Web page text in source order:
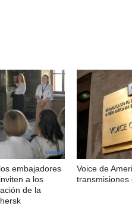
embajadores
a los
de la
Voice de
transmisiones